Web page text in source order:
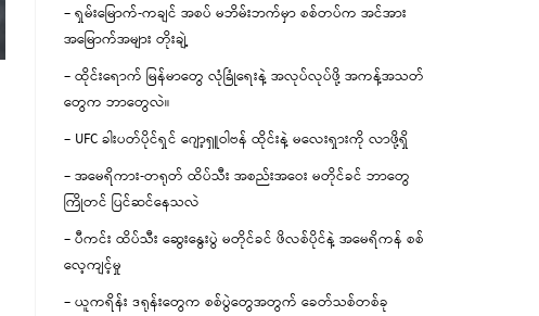
– ရှမ်းမြောက်-ကချင် အစပ် မဘိမ်းဘက်မှာ စစ်တပ်က အင်အား
အမြောက်အများ တိုးချဲ့
– ထိုင်းရောက် မြန်မာတွေ လုံခြုံရေးနဲ့ အလုပ်လုပ်ဖို့ အကန့်အသတ်
တွေက ဘာတွေလဲ။
– UFC ခါးပတ်ပိုင်ရှင် ဂျော့ရှူဝါဗန် ထိုင်းနဲ့ မလေးရှားကို လာဖို့ရှိ
– အမေရိကား-တရုတ် ထိပ်သီး အစည်းအဝေး မတိုင်ခင် ဘာတွေ
ကြိုတင် ပြင်ဆင်နေသလဲ
– ပီကင်း ထိပ်သီး ဆွေးနွေးပွဲ မတိုင်ခင် ဖိလစ်ပိုင်နဲ့ အမေရိကန် စစ်
လေ့ကျင့်မှု
– ယူကရိန်း ဒရုန်းတွေက စစ်ပွဲတွေအတွက် ခေတ်သစ်တစ်ခု